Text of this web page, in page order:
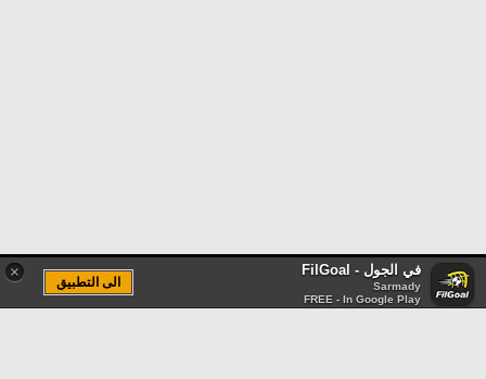
× في الجول - FilGoal
Sarmady
FREE - In Google Play
الى التطبيق